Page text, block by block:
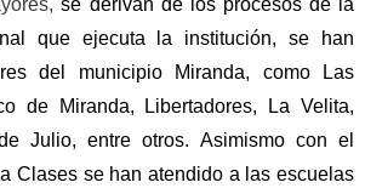
se derivan de los procesos de la
que ejecuta la institución, se han
del municipio Miranda, como Las
de Miranda, Libertadores, La Velita,
Julio, entre otros. Asimismo con el
Clases se han atendido a las escuelas